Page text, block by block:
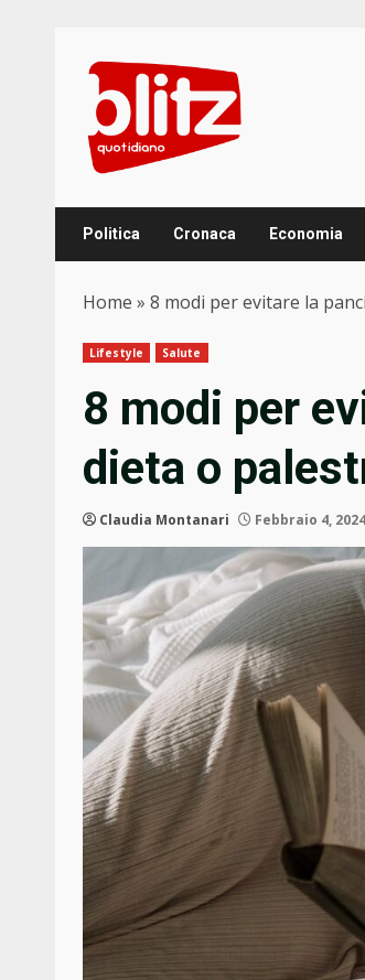
content
Politica Cronaca Economia
Home » 8 modi per evitare la
Lifestyle Salute
8 modi per
dieta o
Claudia Montanari Febbraio 4, 2024